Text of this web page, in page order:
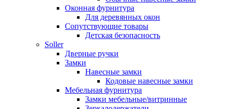
Оконная фурнитура
Для деревянных окон
Сопутствующие товары
Детская безопасность
Soller
Дверные ручки
Замки
Навесные замки
Кодовые навесные замки
Мебельная фурнитура
Замки мебельные/витринные